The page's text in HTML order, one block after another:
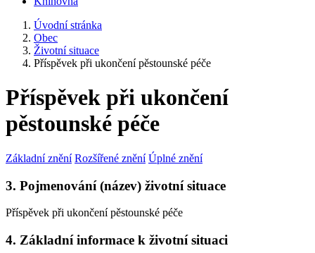
Úvodní stránka
Obec
Životní situace
Příspěvek při ukončení pěstounské péče
Příspěvek při ukončení
pěstounské péče
Základní znění Rozšířené znění Úplné znění
3. Pojmenování (název) životní situace
Příspěvek při ukončení pěstounské péče
4. Základní informace k životní situaci